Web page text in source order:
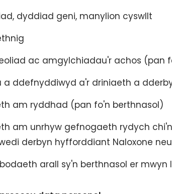
dyddiad geni, manylion cyswllt
ac amgylchiadau'r achos (pan
a ddefnyddiwyd a'r driniaeth a
am ryddhad (pan fo'n berthnasol)
am unrhyw gefnogaeth rydych
derbyn hyfforddiant Naloxone
arall sy'n berthnasol er mwyn